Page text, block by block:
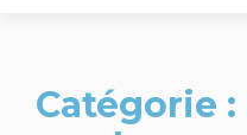
Catégorie :